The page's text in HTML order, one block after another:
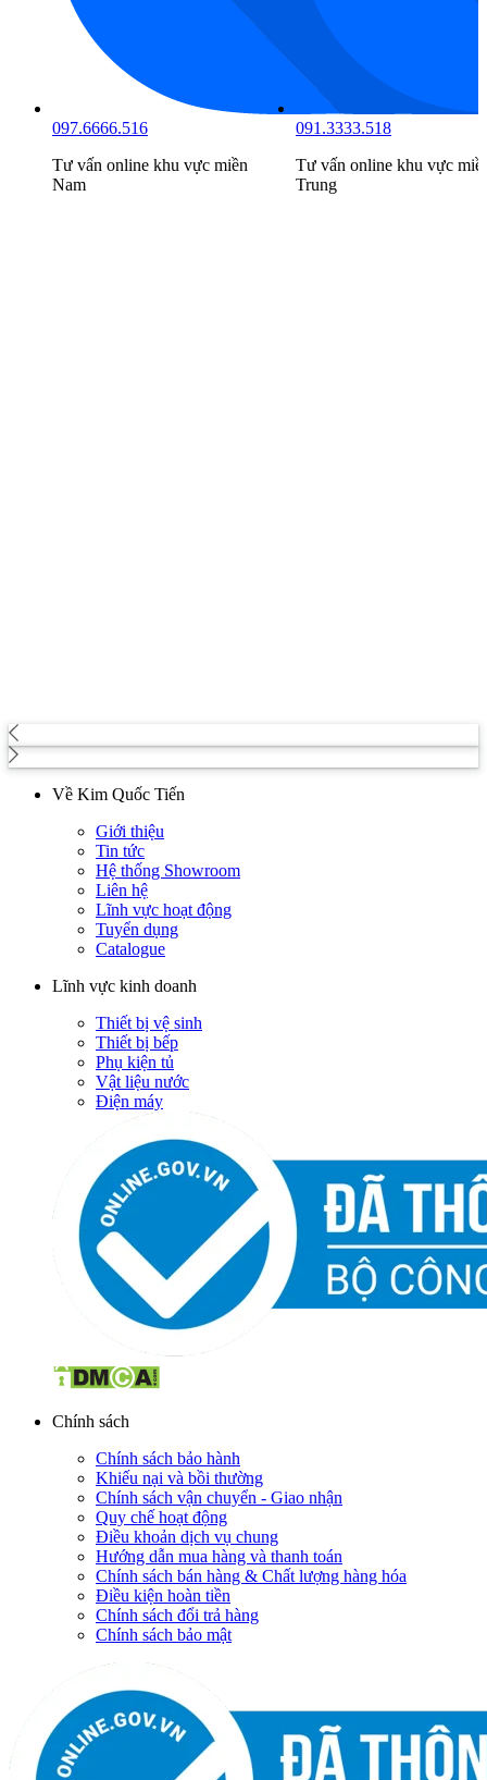
097.6666.516
Tư vấn online khu vực miền
Nam
091.3333.518
Tư vấn online khu vực
Trung
Về Kim Quốc Tiến
Giới thiệu
Tin tức
Hệ thống Showroom
Liên hệ
Lĩnh vực hoạt động
Tuyển dụng
Catalogue
Lĩnh vực kinh doanh
Thiết bị vệ sinh
Thiết bị bếp
Phụ kiện tủ
Vật liệu nước
Điện máy
Chính sách
Chính sách bảo hành
Khiếu nại và bồi thường
Chính sách vận chuyển - Giao nhận
Quy chế hoạt động
Điều khoản dịch vụ chung
Hướng dẫn mua hàng và thanh toán
Chính sách bán hàng & Chất lượng hàng hóa
Điều kiện hoàn tiền
Chính sách đổi trả hàng
Chính sách bảo mật